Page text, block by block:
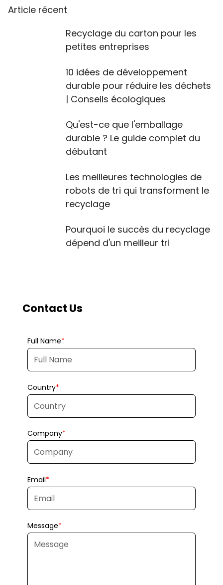
Article récent
Recyclage du carton pour les
petites entreprises
10 idées de développement
durable pour réduire les déchets
| Conseils écologiques
Qu'est-ce que l'emballage
durable ? Le guide complet du
débutant
Les meilleures technologies de
robots de tri qui transforment le
recyclage
Pourquoi le succès du recyclage
dépend d'un meilleur tri